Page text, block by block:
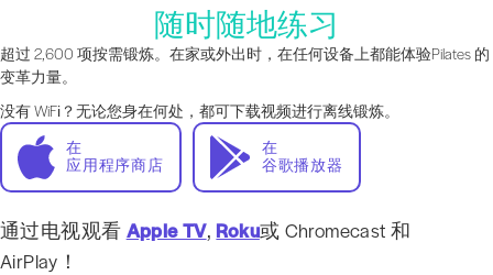
随时随地练习
超过 2,600 项按需锻炼。在家或外出时，在任何设备上都能体验Pilates 的
变革力量。
没有 WiFi？无论您身在何处，都可下载视频进行离线锻炼。
在
应用程序商店
在
谷歌播放器
通过电视观看 Apple TV, Roku或 Chromecast 和
AirPlay！